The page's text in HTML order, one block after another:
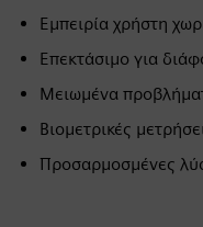
Εμπειρία χρήστη
Επεκτάσιμο για
Μειωμένα
Βιομετρικές
Προσαρμοσμένες